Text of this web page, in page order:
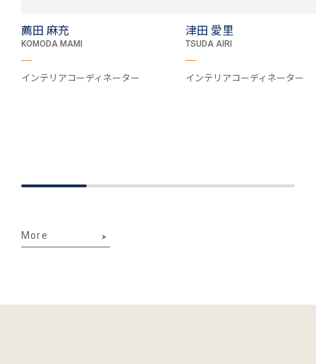
薦田 麻充
KOMODA MAMI
インテリアコーディネーター
津田 愛里
TSUDA AIRI
インテリアコーディネーター
More